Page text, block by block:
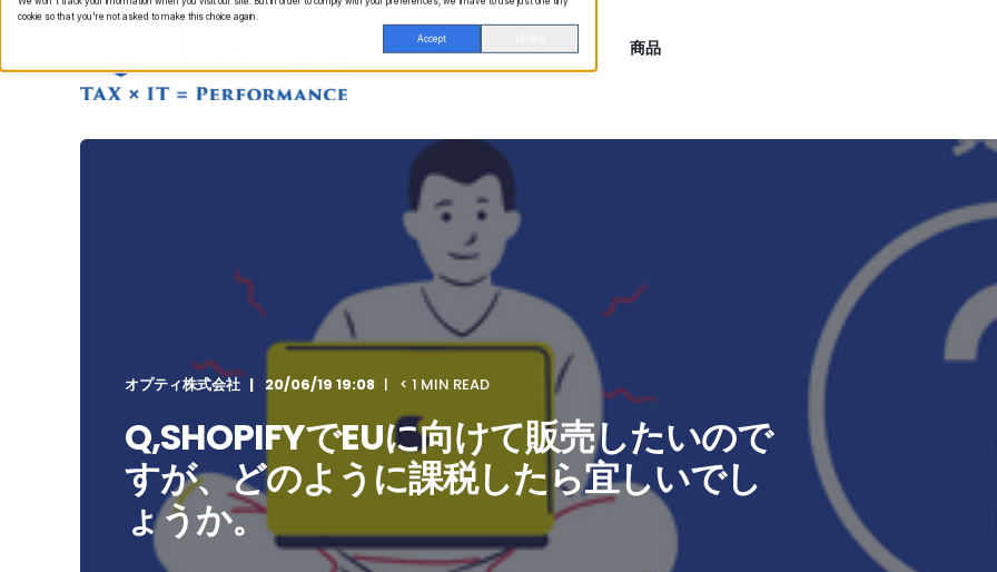
cookie so that you're not asked to make this choice again.
Accept
サービス概要 注意事項 商品
オプティ株式会社 20/06/19 19:08 < 1 MIN READ
Q,SHOPIFYでEUに向けて販売したいので
すが、どのように課税したら宜しいでし
ょうか。